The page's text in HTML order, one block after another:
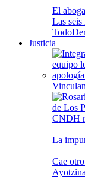
El
Las
Todo
Justicia
CNDH
La
Cae